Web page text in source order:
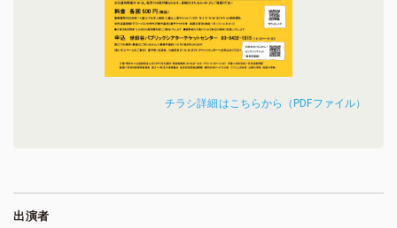
チラシ詳細はこちらから（PDFファイル）
出演者